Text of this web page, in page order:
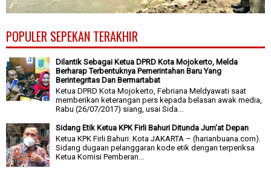
POPULER SEPEKAN TERAKHIR
Dilantik Sebagai Ketua DPRD Kota Mojokerto, Melda
Berharap Terbentuknya Pemerintahan Baru Yang
Berintegritas Dan Bermartabat
Ketua DPRD Kota Mojokerto, Febriana Meldyawati saat
memberikan keterangan pers kepada belasan awak media,
Rabu (26/07/2017) siang, usai Sida...
Sidang Etik Ketua KPK Firli Bahuri Ditunda Jum'at Depan
Ketua KPK Firli Bahuri. Kota JAKARTA – (harianbuana.com).
Sidang dugaan pelanggaran kode etik dengan terperiksa
Ketua Komisi Pemberan...